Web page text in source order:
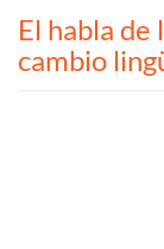
El habla de
cambio